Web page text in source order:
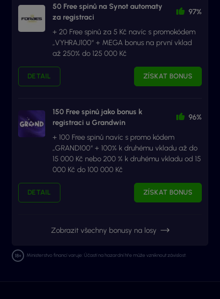
50 Free spinů na Synot automaty
za registraci
97%
+ 20 Free spinů za 5 Kč navíc s promokódem
„VYHRAJ100“ + MEGA bonus na první vklad
až 250% do 125 000 Kč
DETAIL ZÍSKAT BONUS
150 Free spinů jako bonus k
registraci u Grandwin
96%
+ 100 Free spinů navíc s promo kódem
„GRAND100“ + 100% k druhému vkladu až do
15 000 Kč nebo 200 % k druhému vkladu od 15
000 Kč do 100 000 Kč
DETAIL ZÍSKAT BONUS
Zobrazit všechny bonusy na losy
Ministerstvo financí varuje: Účastí na hazardní hře může vzniknout závislost.